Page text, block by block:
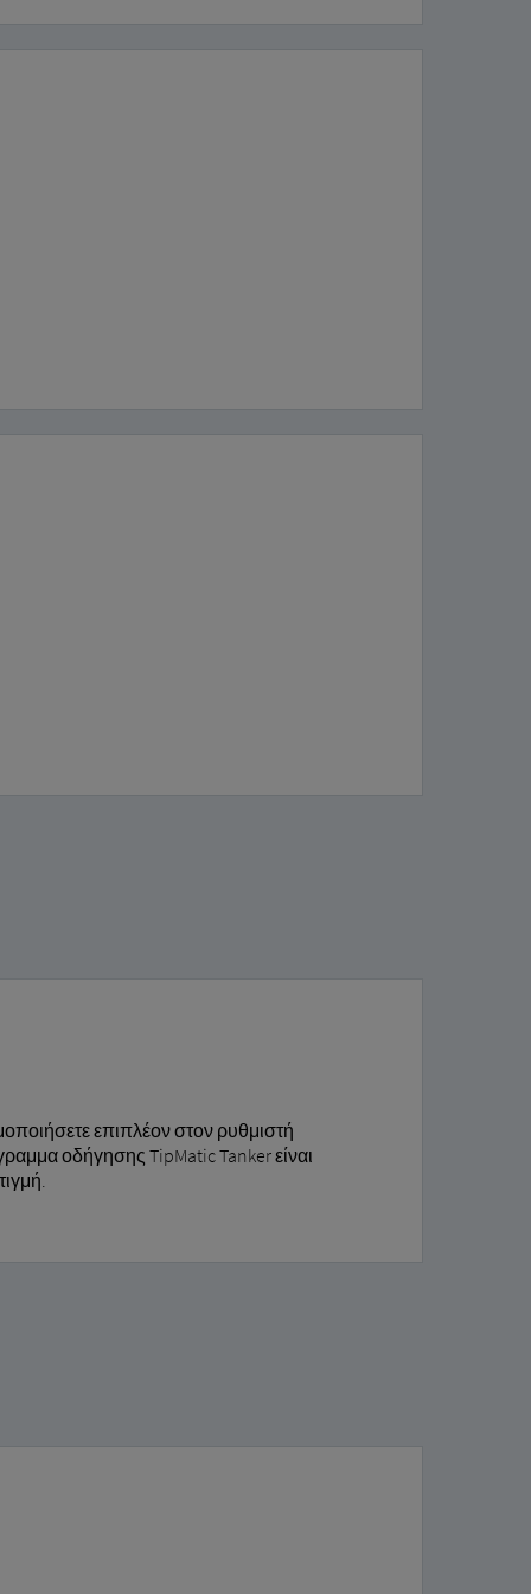
επιπλέον στον ρυθμιστή
οδήγησης TipMatic Tanker είναι